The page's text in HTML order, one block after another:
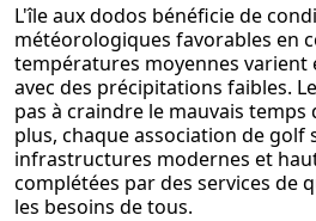
L'île aux dodos bénéficie de
météorologiques favorables en
températures moyennes varient
avec des précipitations faibles.
pas à craindre le mauvais
plus, chaque association de golf
infrastructures modernes et
complétées par des services de
les besoins de tous.